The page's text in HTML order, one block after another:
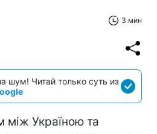
3 мин
шум! Читай только суть из
між Україною та